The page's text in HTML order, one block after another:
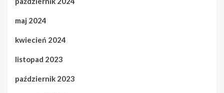
maj 2024
kwiecień 2024
listopad 2023
październik 2023